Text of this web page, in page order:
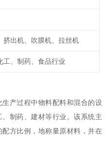
挤出机、吹膜机、拉丝机
工、制药、食品行业
产过程中物料配料和混合的设
制药、建材等行业。该系统主
方比例，地称量原材料，并在